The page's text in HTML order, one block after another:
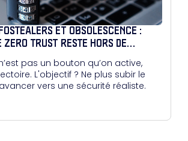
ET OBSOLESCENCE :
ZERO TRUST RESTE HORS DE
pas un bouton qu’on active,
L'objectif ? Ne plus subir le
vers une sécurité réaliste.